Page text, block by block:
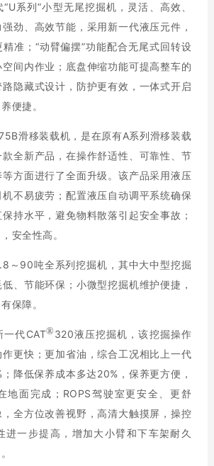
“U系列”小型无尾挖掘机，灵活、高效、
劲、高效节能，采用新一代液压元件，
准；“动臂偏摆”功能配合无尾式回转设
间内作业；底盘伸缩功能可提高整车的
隐藏式设计，防护更有效，一体式开启
便捷。
滑移装载机，是在原有A系列滑移装载
全新产品，在操作舒适性、可靠性、节
方面进行了全面升级。该产品采用液压
不易疲劳；配置液压自动调平系统确保
持水平，避免物料散落引起安全事故；
安全性高。
～90吨全系列挖掘机，其中大中型挖掘
、节能环保；小微型挖掘机维护便捷，
保障。
一代CAT® 320液压挖掘机，该挖掘操作
更快；更加省油，综合工况相比上一代
降低保养成本多达20%，保养更方便，
地面完成；ROPS驾驶室更安全、更舒
全方位改善视野，高清大触摸屏，操控
进一步提高，增加大小臂和下车架耐久